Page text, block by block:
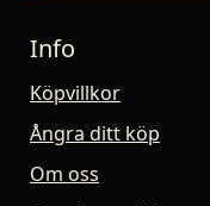
Info
Köpvillkor
Ångra ditt köp
Om oss